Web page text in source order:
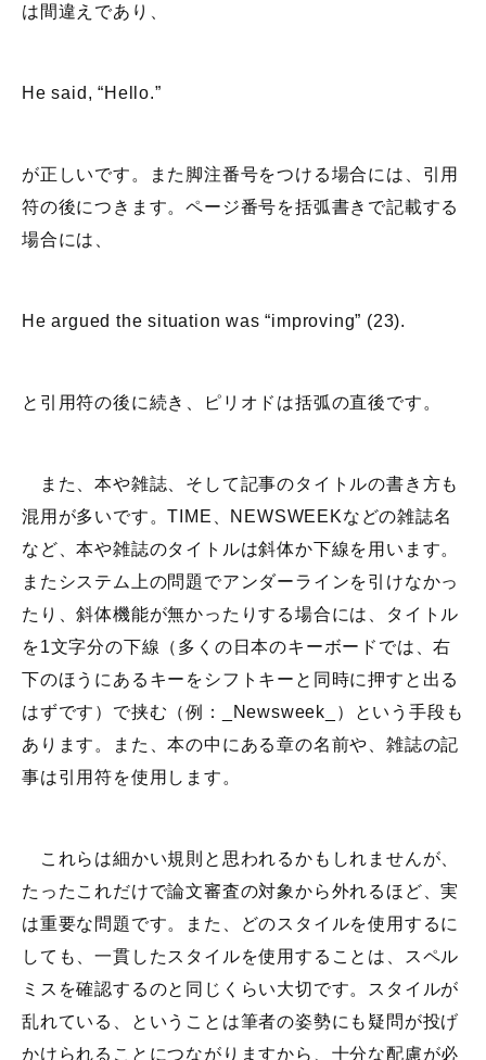
は間違えであり、
He said, “Hello.”
が正しいです。また脚注番号をつける場合には、引用
符の後につきます。ページ番号を括弧書きで記載する
場合には、
He argued the situation was “improving” (23).
と引用符の後に続き、ピリオドは括弧の直後です。
また、本や雑誌、そして記事のタイトルの書き方も
混用が多いです。TIME、NEWSWEEKなどの雑誌名
など、本や雑誌のタイトルは斜体か下線を用います。
またシステム上の問題でアンダーラインを引けなかっ
たり、斜体機能が無かったりする場合には、タイトル
を1文字分の下線（多くの日本のキーボードでは、右
下のほうにあるキーをシフトキーと同時に押すと出る
はずです）で挟む（例：_Newsweek_）という手段も
あります。また、本の中にある章の名前や、雑誌の記
事は引用符を使用します。
これらは細かい規則と思われるかもしれませんが、
たったこれだけで論文審査の対象から外れるほど、実
は重要な問題です。また、どのスタイルを使用するに
しても、一貫したスタイルを使用することは、スペル
ミスを確認するのと同じくらい大切です。スタイルが
乱れている、ということは筆者の姿勢にも疑問が投げ
かけられることにつながりますから、十分な配慮が必